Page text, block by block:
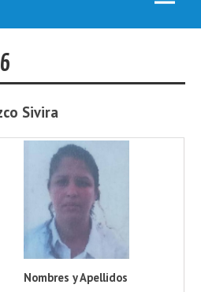
Sivira
Nombres y Apellidos